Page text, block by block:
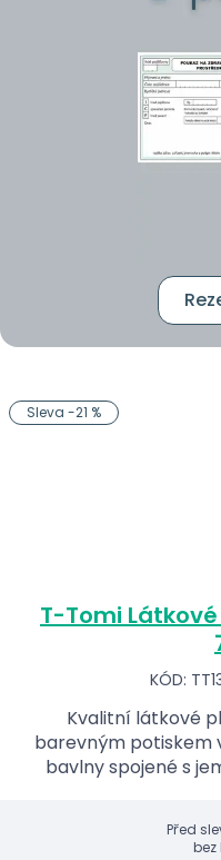
T-Tomi
KÓD:
Kvalitní látkové
barevným potiskem
bavlny spojené s
Před
bez
Sleva -21 %